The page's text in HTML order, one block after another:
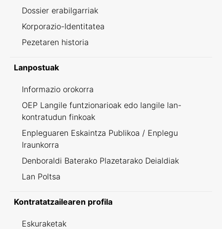
Dossier erabilgarriak
Korporazio-Identitatea
Pezetaren historia
Lanpostuak
Informazio orokorra
OEP Langile funtzionarioak edo langile lan-
kontratudun finkoak
Enpleguaren Eskaintza Publikoa / Enplegu
Iraunkorra
Denboraldi Baterako Plazetarako Deialdiak
Lan Poltsa
Kontratatzailearen profila
Eskuraketak